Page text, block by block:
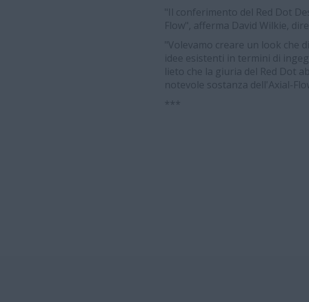
"Il conferimento del Red Dot
Flow", afferma David Wilkie,
"Volevamo creare un look che
idee esistenti in termini di
lieto che la giuria del Red Dot
notevole sostanza dell'Axial-
***